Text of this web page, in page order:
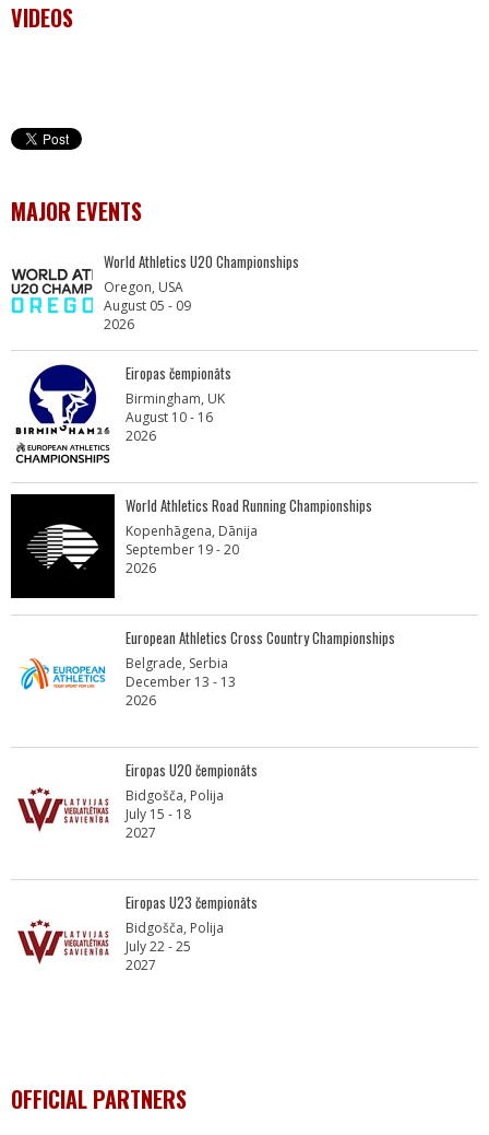
VIDEOS
MAJOR EVENTS
World Athletics U20 Championships
Oregon, USA
August 05 - 09
2026
Eiropas čempionāts
Birmingham, UK
August 10 - 16
2026
World Athletics Road Running Championships
Kopenhāgena, Dānija
September 19 - 20
2026
European Athletics Cross Country Championships
Belgrade, Serbia
December 13 - 13
2026
Eiropas U20 čempionāts
Bidgošča, Polija
July 15 - 18
2027
Eiropas U23 čempionāts
Bidgošča, Polija
July 22 - 25
2027
OFFICIAL PARTNERS